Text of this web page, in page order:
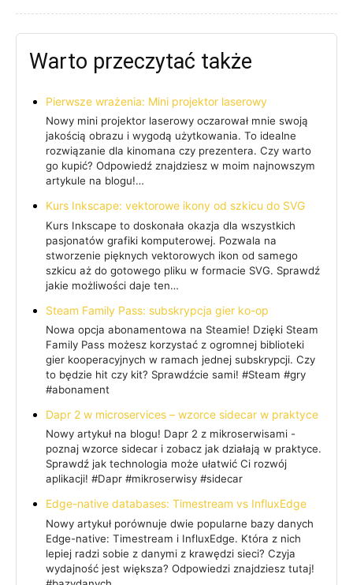
Warto przeczytać także
Pierwsze wrażenia: Mini projektor laserowy
Nowy mini projektor laserowy oczarował mnie swoją
jakością obrazu i wygodą użytkowania. To idealne
rozwiązanie dla kinomana czy prezentera. Czy warto
go kupić? Odpowiedź znajdziesz w moim najnowszym
artykule na blogu!…
Kurs Inkscape: vektorowe ikony od szkicu do SVG
Kurs Inkscape to doskonała okazja dla wszystkich
pasjonatów grafiki komputerowej. Pozwala na
stworzenie pięknych vektorowych ikon od samego
szkicu aż do gotowego pliku w formacie SVG. Sprawdź
jakie możliwości daje ten…
Steam Family Pass: subskrypcja gier ko-op
Nowa opcja abonamentowa na Steamie! Dzięki Steam
Family Pass możesz korzystać z ogromnej biblioteki
gier kooperacyjnych w ramach jednej subskrypcji. Czy
to będzie hit czy kit? Sprawdźcie sami! #Steam #gry
#abonament
Dapr 2 w microservices – wzorce sidecar w praktyce
Nowy artykuł na blogu! Dapr 2 z mikroserwisami -
poznaj wzorce sidecar i zobacz jak działają w praktyce.
Sprawdź jak technologia może ułatwić Ci rozwój
aplikacji! #Dapr #mikroserwisy #sidecar
Edge-native databases: Timestream vs InfluxEdge
Nowy artykuł porównuje dwie popularne bazy danych
Edge-native: Timestream i InfluxEdge. Która z nich
lepiej radzi sobie z danymi z krawędzi sieci? Czyja
wydajność jest większa? Odpowiedzi znajdziesz tutaj!